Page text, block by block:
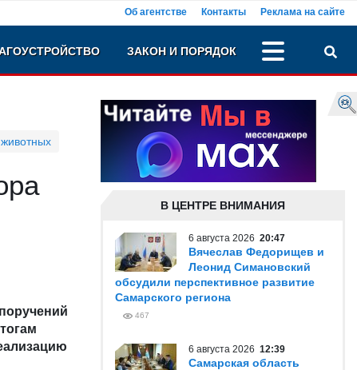
Об агентстве Контакты Реклама на сайте
ЗАКОН И ПОРЯДОК
В ЦЕНТРЕ ВНИМАНИЯ
6 августа 2026 20:47
Вячеслав Федорищев и
Леонид Симановский
обсудили перспективное развитие
Самарского региона
467
6 августа 2026 12:39
Самарская область